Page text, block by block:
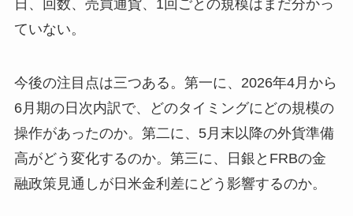
日、回数、売買通貨、1回ごとの規模はまだ分かっ
ていない。
今後の注目点は三つある。第一に、2026年4月から
6月期の日次内訳で、どのタイミングにどの規模の
操作があったのか。第二に、5月末以降の外貨準備
高がどう変化するのか。第三に、日銀とFRBの金
融政策見通しが日米金利差にどう影響するのか。